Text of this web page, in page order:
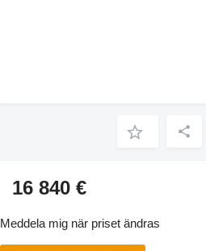
16 840 €
Meddela mig när priset ändras